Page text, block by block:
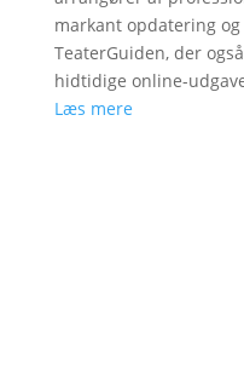
markant opdatering
TeaterGuiden, der
hidtidige online-
Læs mere